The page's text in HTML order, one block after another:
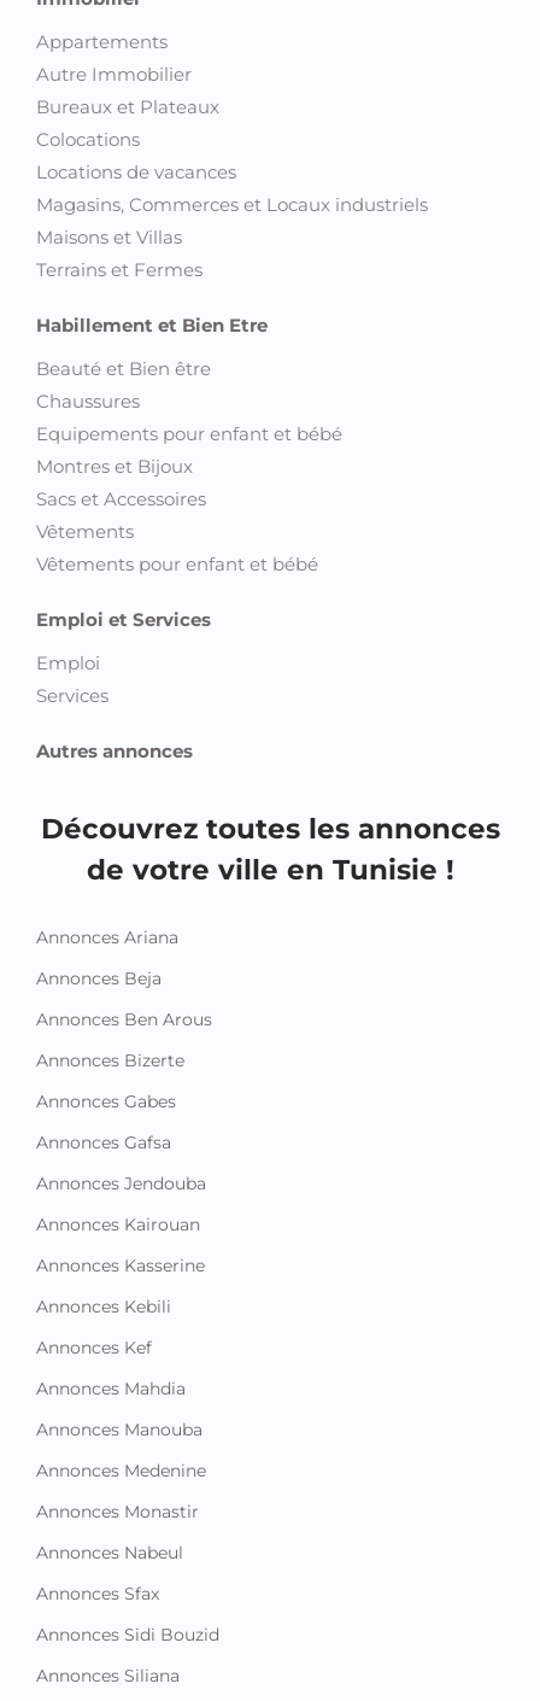
Appartements
Autre Immobilier
Bureaux et Plateaux
Colocations
Locations de vacances
Magasins, Commerces et Locaux industriels
Maisons et Villas
Terrains et Fermes
Habillement et Bien Etre
Beauté et Bien être
Chaussures
Equipements pour enfant et bébé
Montres et Bijoux
Sacs et Accessoires
Vêtements
Vêtements pour enfant et bébé
Emploi et Services
Emploi
Services
Autres annonces
Découvrez toutes les annonces
de votre ville en Tunisie !
Annonces Ariana
Annonces Beja
Annonces Ben Arous
Annonces Bizerte
Annonces Gabes
Annonces Gafsa
Annonces Jendouba
Annonces Kairouan
Annonces Kasserine
Annonces Kebili
Annonces Kef
Annonces Mahdia
Annonces Manouba
Annonces Medenine
Annonces Monastir
Annonces Nabeul
Annonces Sfax
Annonces Sidi Bouzid
Annonces Siliana